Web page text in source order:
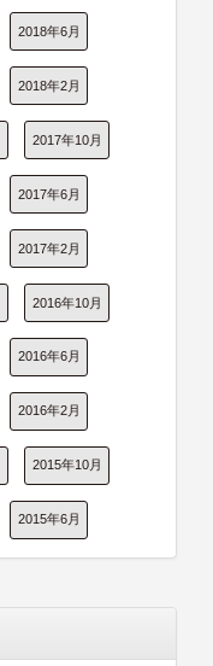
2018年6月
2018年2月
2017年10月
2017年6月
2017年2月
2016年10月
2016年6月
2016年2月
2015年10月
2015年6月